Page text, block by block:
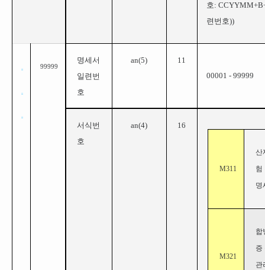
호:
련번호))
99999
명세서
일련번
호
an(5)
11
00001 - 99999
서식번
호
an(4) 16
M311
산
험
명
M321
합
증
관